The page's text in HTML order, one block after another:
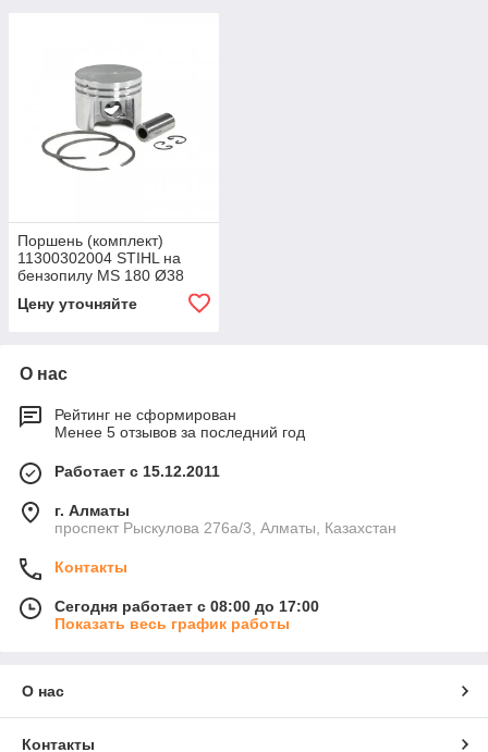
Поршень (комплект)
11300302004 STIHL на
бензопилу MS 180 Ø38
Цену уточняйте
О нас
Рейтинг не сформирован
Менее 5 отзывов за последний год
Работает с 15.12.2011
г. Алматы
проспект Рыскулова 276а/3, Алматы, Казахстан
Контакты
Сегодня работает с 08:00 до 17:00
Показать весь график работы
О нас
Контакты